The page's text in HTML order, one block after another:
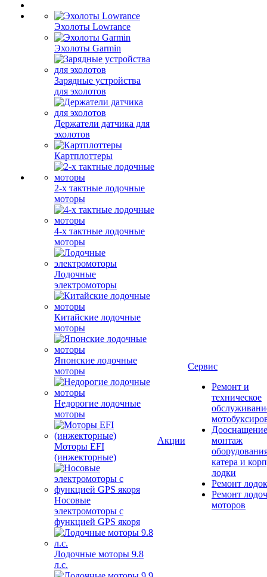
Эхолоты Lowrance
Эхолоты Garmin
Зарядные устройства
для эхолотов
Держатели датчика для
эхолотов
Картплоттеры
2-х тактные лодочные
моторы
4-х тактные лодочные
моторы
Лодочные
электромоторы
Китайские лодочные
моторы
Японские лодочные
моторы
Недорогие лодочные
моторы
Моторы EFI
(инжекторные)
Носовые
электромоторы с
функцией GPS якоря
Лодочные моторы 9.8
л.с.
Акции
Сервис
Ремонт и
техническое
монтаж
катера и
лодки
Ремонт
Ремонт
моторов